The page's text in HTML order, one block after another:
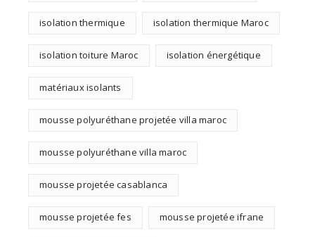
isolation thermique isolation thermique Maroc
isolation toiture Maroc isolation énergétique
matériaux isolants
mousse polyuréthane projetée villa maroc
mousse polyuréthane villa maroc
mousse projetée casablanca
mousse projetée fes mousse projetée ifrane